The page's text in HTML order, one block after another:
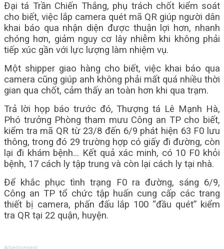
Đại tá Trần Chiến Thắng, phụ trách chốt kiểm soát
cho biết, việc lắp camera quét mã QR giúp người dân
khai báo qua nhận diện được thuận lợi hơn, nhanh
chóng hơn, giảm nguy cơ lây nhiễm khi không phải
tiếp xúc gần với lực lượng làm nhiệm vụ.
Một shipper giao hàng cho biết, việc khai báo qua
camera cũng giúp anh không phải mất quá nhiều thời
gian qua chốt, cảm thấy an toàn hơn khi qua trạm.
Trả lời họp báo trước đó, Thượng tá Lê Mạnh Hà,
Phó trưởng Phòng tham mưu Công an TP cho biết,
kiểm tra mã QR từ 23/8 đến 6/9 phát hiện 63 F0 lưu
thông, trong đó 29 trường hợp có giấy đi đường, còn
lại đi khám bệnh… Kết quả xác minh, có 10 F0 khỏi
bệnh, 17 cách ly tập trung và còn lại cách ly tại nhà.
Để khắc phục tình trạng F0 ra đường, sáng 6/9,
Công an TP tổ chức tập huấn cung cấp các trang
thiết bị camera, phấn đấu lắp 100 “đầu quét” kiểm
tra QR tại 22 quận, huyện.
Advertisement